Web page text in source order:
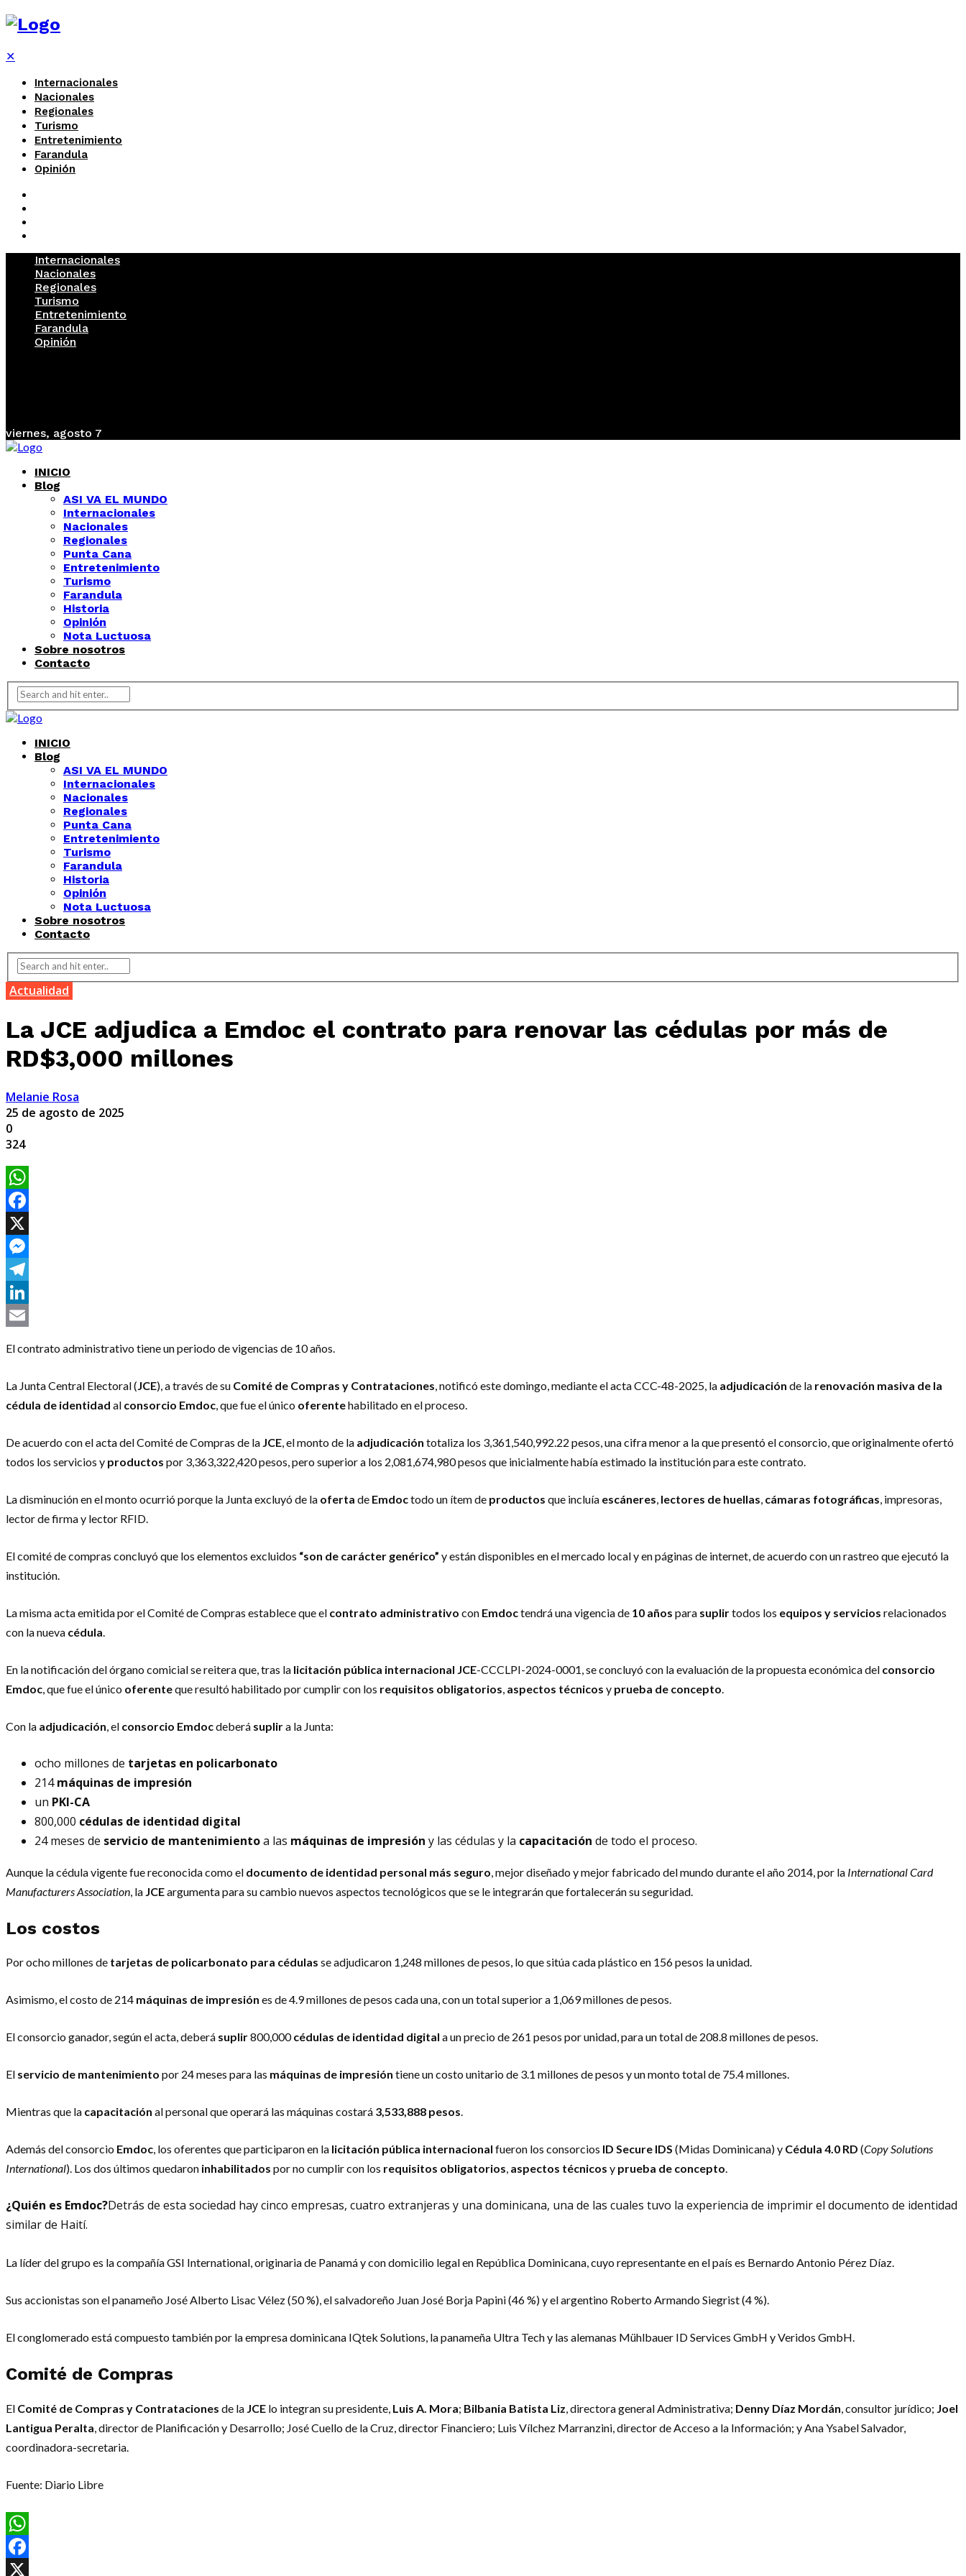
✕
Internacionales
Nacionales
Regionales
Turismo
Entretenimiento
Farandula
Opinión
Internacionales
Nacionales
Regionales
Turismo
Entretenimiento
Farandula
Opinión
viernes, agosto 7
INICIO
Blog
ASI VA EL MUNDO
Internacionales
Nacionales
Regionales
Punta Cana
Entretenimiento
Turismo
Farandula
Historia
Opinión
Nota Luctuosa
Sobre nosotros
Contacto
INICIO
Blog
ASI VA EL MUNDO
Internacionales
Nacionales
Regionales
Punta Cana
Entretenimiento
Turismo
Farandula
Historia
Opinión
Nota Luctuosa
Sobre nosotros
Contacto
Actualidad
La JCE adjudica a Emdoc el contrato para renovar las cédulas por más de
RD$3,000 millones
Melanie Rosa
25 de agosto de 2025
0
324
WhatsApp
Facebook
X
Messenger
Telegram
LinkedIn
El contrato administrativo tiene un periodo de vigencias de 10 años.
La Junta Central Electoral ( JCE), a través de su Comité de Compras y Contrataciones , notificó este domingo, mediante el acta CCC-48-2025, la adjudicación de la renovación masiva de la
cédula de identidad al consorcio Emdoc , que fue el único oferentehabilitado en el proceso.
De acuerdo con el acta del Comité de Compras de la JCE , el monto de la adjudicación totaliza los 3,361,540,992.22 pesos, una cifra menor a la que presentó el consorcio, que originalmente ofertó
todos los servicios y productos por 3,363,322,420 pesos, pero superior a los 2,081,674,980 pesos que inicialmente había estimado la institución para este contrato.
La disminución en el monto ocurrió porque la Junta excluyó de la oferta de Emdoctodo un ítem de productos que incluía escáneres lectores de huellas cámaras fotográficas , impresoras,
lector de firma y lector RFID.
El comité de compras concluyó que los elementos excluidos “son de carácter genérico” y están disponibles en el mercado local y en páginas de internet, de acuerdo con un rastreo que ejecutó la
institución.
La misma acta emitida por el Comité de Compras establece que el contrato administrativo con Emdoctendrá una vigencia de 10 años para suplirtodos los equipos y servicios relacionados
con la nueva cédula
En la notificación del órgano comicial se reitera que, tras la licitación pública internacional JCE-CCCLPI-2024-0001, se concluyó con la evaluación de la propuesta económica del consorcio
Emdoc , que fue el único oferenteque resultó habilitado por cumplir con los requisitos obligatorios aspectos técnicos y prueba de concepto
Con la adjudicación , el consorcio Emdocdeberá suplira la Junta:
ocho millones de tarjetas en policarbonato
214máquinas de impresión
un PKI-CA
800,000 cédulas de identidad digital
24 meses de servicio de mantenimientoa las máquinas de impresión y las cédulas y la capacitación de todo el proceso.
Aunque la cédula vigente fue reconocida como el documento de identidad personal más seguro , mejor diseñado y mejor fabricado del mundo durante el año 2014, por la International Card
Manufacturers Association , la JCEargumenta para su cambio nuevos aspectos tecnológicos que se le integrarán que fortalecerán su seguridad.
Los costos
Por ocho millones de tarjetas de policarbonato para cédulas se adjudicaron 1,248 millones de pesos, lo que sitúa cada plástico en 156 pesos la unidad.
Asimismo, el costo de 214 máquinas de impresión es de 4.9 millones de pesos cada una, con un total superior a 1,069 millones de pesos.
El consorcio ganador, según el acta, deberá suplir800,000cédulas de identidad digital a un precio de 261 pesos por unidad, para un total de 208.8 millones de pesos.
El servicio de mantenimiento por 24 meses para las máquinas de impresión tiene un costo unitario de 3.1 millones de pesos y un monto total de 75.4 millones.
Mientras que la capacitación al personal que operará las máquinas costará 3,533,888 pesos.
Además del consorcio Emdoc, los oferentes que participaron en la licitación pública internacional fueron los consorcios ID Secure IDS (Midas Dominicana) y Cédula 4.0 RD (Copy Solutions
International). Los dos últimos quedaron inhabilitados por no cumplir con los requisitos obligatorios, aspectos técnicos y prueba de concepto.
¿Quién es Emdoc?Detrás de esta sociedad hay cinco empresas, cuatro extranjeras y una dominicana, una de las cuales tuvo la experiencia de imprimir el documento de identidad
similar de Haití.
La líder del grupo es la compañía GSI International, originaria de Panamá y con domicilio legal en República Dominicana, cuyo representante en el país es Bernardo Antonio Pérez Díaz.
Sus accionistas son el panameño José Alberto Lisac Vélez (50 %), el salvadoreño Juan José Borja Papini (46 %) y el argentino Roberto Armando Siegrist (4 %).
El conglomerado está compuesto también por la empresa dominicana IQtek Solutions, la panameña Ultra Tech y las alemanas Mühlbauer ID Services GmbH y Veridos GmbH.
Comité de Compras
El Comité de Compras y Contrataciones de la JCE lo integran su presidente, Luis A. Mora; Bilbania Batista Liz, directora general Administrativa; Denny Díaz Mordán, consultor jurídico; Joel
Lantigua Peralta, director de Planificación y Desarrollo; José Cuello de la Cruz, director Financiero; Luis Vílchez Marranzini, director de Acceso a la Información; y Ana Ysabel Salvador,
coordinadora-secretaria.
Fuente: Diario Libre
WhatsApp
Facebook